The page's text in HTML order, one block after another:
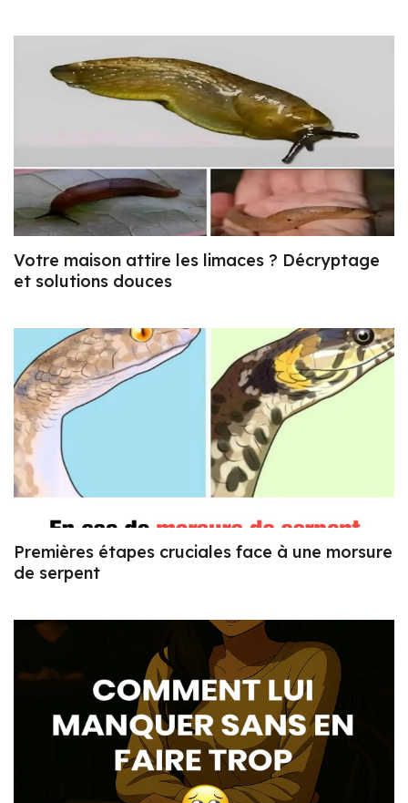
Votre maison attire les limaces ? Décryptage
et solutions douces
Premières étapes cruciales face à une morsure
de serpent